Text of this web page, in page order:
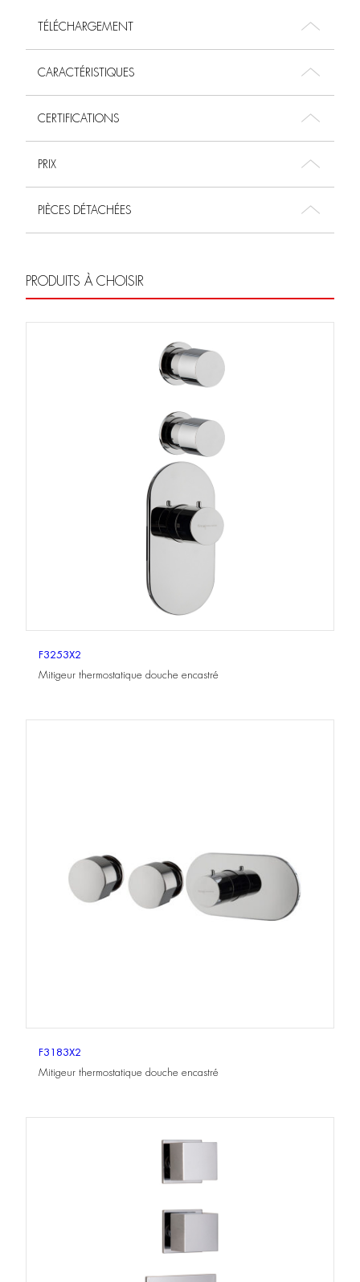
TÉLÉCHARGEMENT
CARACTÉRISTIQUES
CERTIFICATIONS
PRIX
PIÈCES DÉTACHÉES
PRODUITS À CHOISIR
F3253X2
Mitigeur thermostatique douche encastré
F3183X2
Mitigeur thermostatique douche encastré